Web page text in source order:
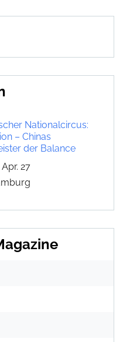
Nationalcircus:
– Chinas
der Balance
27